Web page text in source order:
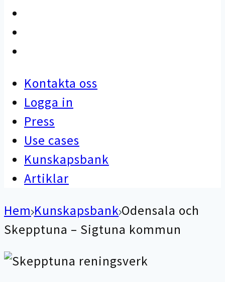
Kontakta oss
Logga in
Press
Use cases
Kunskapsbank
Artiklar
Hem Kunskapsbank Odensala och
Skepptuna – Sigtuna kommun